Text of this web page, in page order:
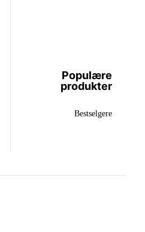
Populære
produkter
Bestselgere